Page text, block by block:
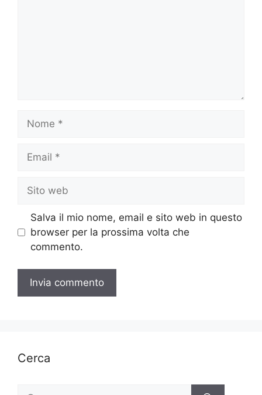
web
Salva il mio nome, email e sito web in questo
browser per la prossima volta che
commento.
Cerca
Ricerca